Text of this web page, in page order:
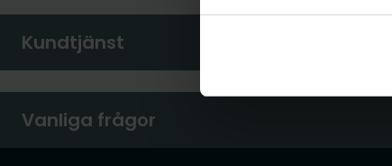
Kundtjänst
Vanliga frågor